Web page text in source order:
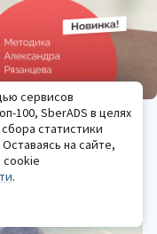
Реклама
сервисов
100, SberADS в целях
статистики
на сайте,
cookie
.